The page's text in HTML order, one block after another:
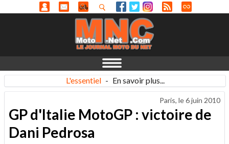
L'essentiel - En savoir plus...
Paris, le6 juin 2010
GP d'Italie MotoGP : victoire de
Dani Pedrosa